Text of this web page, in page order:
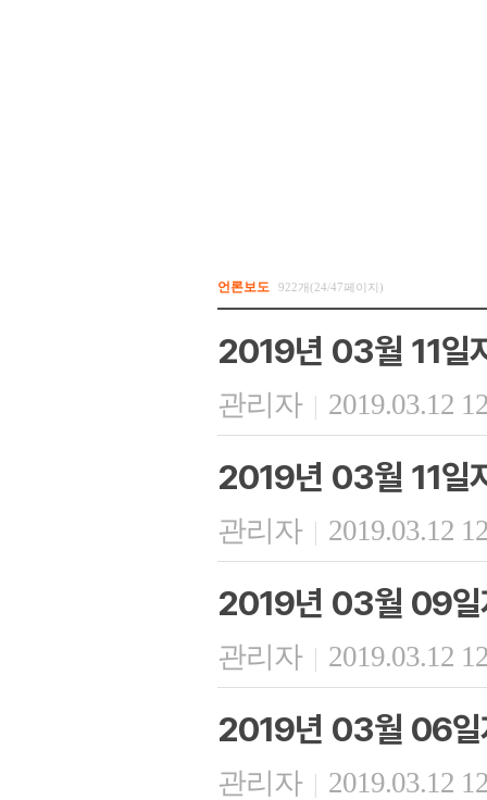
언론보도 922개(24/47페이지)
2019년 03월 11일
관리자 | 2019.03.12
2019년 03월 11일
관리자 | 2019.03.12
2019년 03월 09일
관리자 | 2019.03.12
2019년 03월 06일
관리자 | 2019.03.12